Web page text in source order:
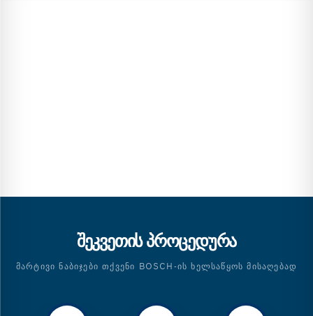
ᲨᲔᲙᲕᲔᲗᲘᲡ ᲞᲠᲝᲪᲔᲓᲣᲠᲐ
ᲛᲐᲠᲢᲘᲕᲘ ᲜᲐᲑᲘᲯᲔᲑᲘ ᲗᲥᲕᲔᲜᲘ BOSCH-ᲘᲡ ᲮᲔᲚᲡᲐᲬᲧᲝᲡ ᲛᲘᲡᲐᲦᲔᲑᲐᲓ